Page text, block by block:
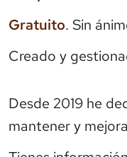
Gratuito. Sin
Creado y
Desde 2019 he
mantener y